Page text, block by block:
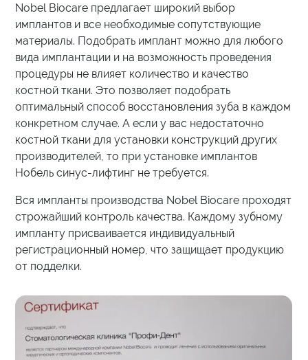
Nobel Biocare предлагает широкий выбор
имплантов и все необходимые сопутствующие
материалы. Подобрать имплант можно для любого
вида имплантации и на возможность проведения
процедуры не влияет количество и качество
костной ткани. Это позволяет подобрать
оптимальный способ восстановления зуба в каждом
конкретном случае. А если у вас недостаточно
костной ткани для установки конструкций других
производителей, то при установке имплантов
Нобель синус-лифтинг не требуется.
Вся импланты производства Nobel Biocare проходят
строжайший контроль качества. Каждому зубному
импланту присваивается индивидуальный
регистрационный номер, что защищает продукцию
от подделки.